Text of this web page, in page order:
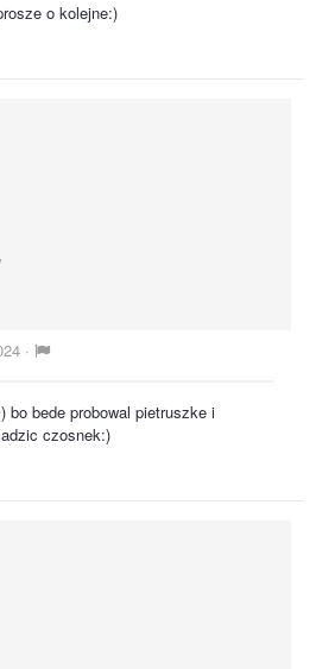
o kolejne:)
·
bo bede probowal pietruszke i
czosnek:)